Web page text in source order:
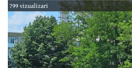
799 vizualizari